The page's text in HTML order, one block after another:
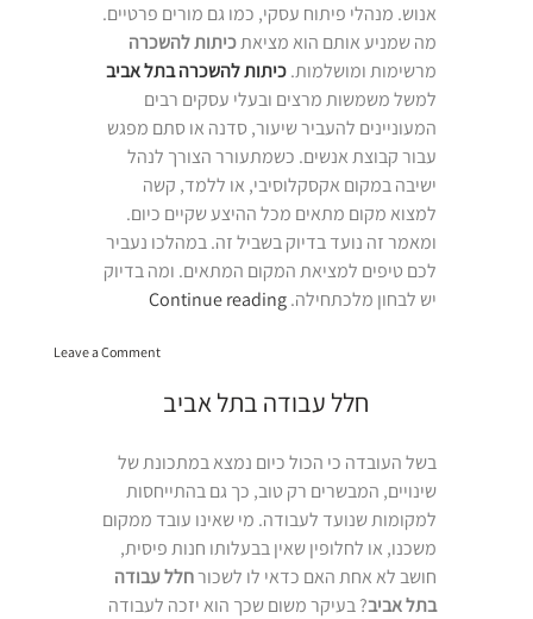
אנוש. מנהלי פיתוח עסקי, כמו גם מורים פרטיים.
מה שמניע אותם הוא מציאתכיתות להשכרה
מרשימות ומושלמות. כיתות להשכרה בתל אביב
למשל משמשות מרצים ובעלי עסקים רבים
המעוניינים להעביר שיעור, סדנה או סתם מפגש
עבור קבוצת אנשים. כשמתעורר הצורך לנהל
ישיבה במקום אקסקלוסיבי, או ללמד, קשה
למצוא מקום מתאים מכל ההיצע שקיים כיום.
ומאמר זה נועד בדיוק בשביל זה. במהלכו נעביר
לכם טיפים למציאת המקום המתאים. ומה בדיוק
יש לבחון מלכתחילה. Continue reading“השכרת
בתל
Leave a Commenton
בתל
חלל עבודה בתל אביב
בשל העובדה כי הכול כיום נמצא במתכונת של
שינויים, המבשרים רק טוב, כך גם בהתייחסות
למקומות שנועד לעבודה. מי שאינו עובד ממקום
משכנו, או לחלופין שאין בבעלותו חנות פיסית,
חושב לא אחת האם כדאי לו לשכורחלל עבודה
בתל אביב? בעיקר משום שכך הוא יזכה לעבודה